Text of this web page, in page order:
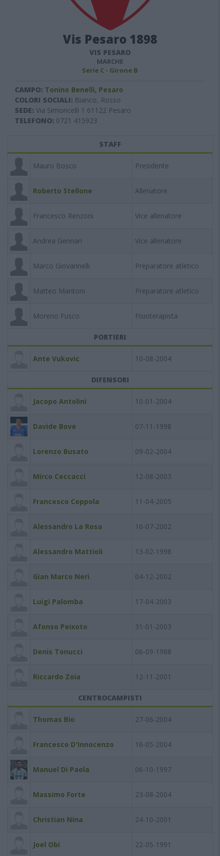
Vis Pesaro 1898
VIS PESARO
MARCHE
Serie C - Girone B
CAMPO: Tonino Benelli, Pesaro
COLORI SOCIALI: Bianco, Rosso
SEDE: Via Simoncelli 1 61122 Pesaro
TELEFONO: 0721 415923
STAFF
Mauro Bosco Presidente
Roberto Stellone Allenatore
Francesco Renzoni Vice allenatore
Andrea Gennari Vice allenatore
Marco Giovannelli Preparatore atletico
Matteo Mantoni Preparatore atletico
Moreno Fusco Fisioterapista
PORTIERI
Ante Vukovic 10-08-2004
DIFENSORI
Jacopo Antolini 10-01-2004
Davide Bove 07-11-1998
Lorenzo Busato 09-02-2004
Mirco Ceccacci 12-08-2003
Francesco Coppola 11-04-2005
Alessandro La Rosa 16-07-2002
Alessandro Mattioli 13-02-1998
Gian Marco Neri 04-12-2002
Luigi Palomba 17-04-2003
Afonso Peixoto 31-01-2003
Denis Tonucci 06-09-1988
Riccardo Zoia 12-11-2001
CENTROCAMPISTI
Thomas Bio 27-06-2004
Francesco D'Innocenzo 16-05-2004
Manuel Di Paola 06-10-1997
Massimo Forte 23-08-2004
Christian Nina 24-10-2001
Joel Obi 22-05-1991